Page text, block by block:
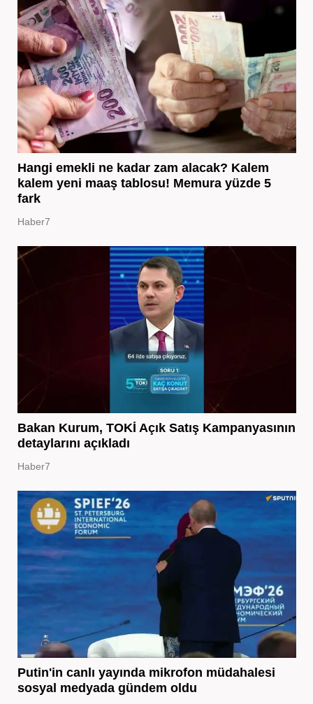
Hangi emekli ne kadar zam alacak? Kalem
kalem yeni maaş tablosu! Memura yüzde 5
fark
Haber7
Bakan Kurum, TOKİ Açık Satış Kampanyasının
detaylarını açıkladı
Haber7
Putin'in canlı yayında mikrofon müdahalesi
sosyal medyada gündem oldu